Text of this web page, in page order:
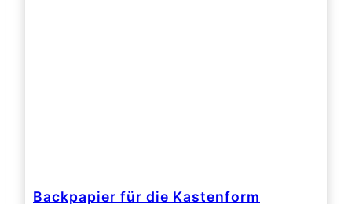
Backpapier für die Kastenform